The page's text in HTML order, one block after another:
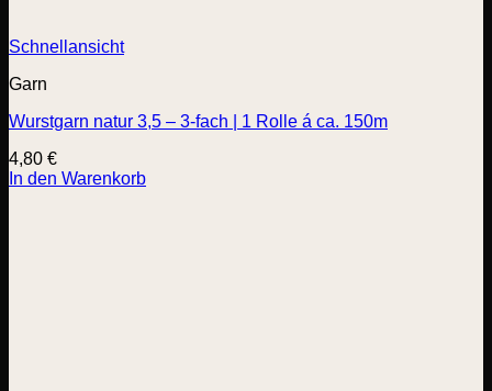
Schnellansicht
Garn
Wurstgarn natur 3,5 – 3-fach | 1 Rolle á ca. 150m
4,80 €
In den Warenkorb